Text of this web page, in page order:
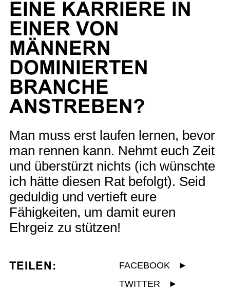
EINE KARRIERE IN
EINER VON
MÄNNERN
DOMINIERTEN
BRANCHE
ANSTREBEN?
Man muss erst laufen lernen, bevor
man rennen kann. Nehmt euch Zeit
und überstürzt nichts (ich wünschte
ich hätte diesen Rat befolgt). Seid
geduldig und vertieft eure
Fähigkeiten, um damit euren
Ehrgeiz zu stützen!
TEILEN: FACEBOOK
►
TWITTER
►